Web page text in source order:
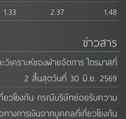
1.33 2.37 1.48
ข่าวสาร
วิเคราะห์ของฝ่ายจัดการ ไตรมาสที่
2 สิ้นสุดวันที่ 30 มิ.ย. 2569
กี่ยวโยงกัน กรณีบริษัทย่อยรับความ
ทางการเงินจากบุคคลที่เกี่ยวโยงกัน